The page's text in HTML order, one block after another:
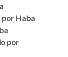
por Haba
por